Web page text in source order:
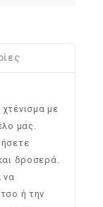
με
μας.
δροσερά.
να
ή την